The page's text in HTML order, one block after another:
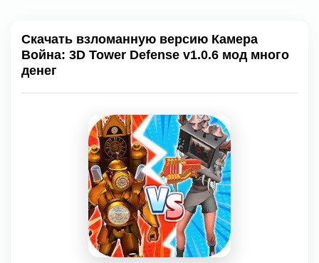
Скачать взломанную версию Камера
Война: 3D Tower Defense v1.0.6 мод много
денег